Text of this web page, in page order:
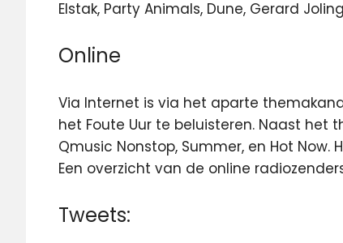
Elstak, Party Animals, Dune, Gerard
Online
Via Internet is via het aparte
het Foute Uur te beluisteren. Naast het
Qmusic Nonstop, Summer, en Hot
Een overzicht van de online
Tweets: